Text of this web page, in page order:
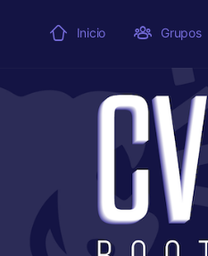
Inicio Grupos